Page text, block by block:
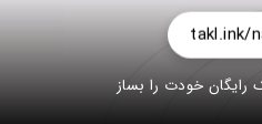
takl.ink/
رایگان خودت را بساز